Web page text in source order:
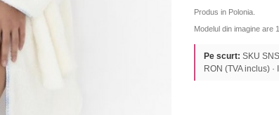
Produs in Polonia.
Modelul din imagine are
Pe scurt: SKU
RON (TVA inclus)